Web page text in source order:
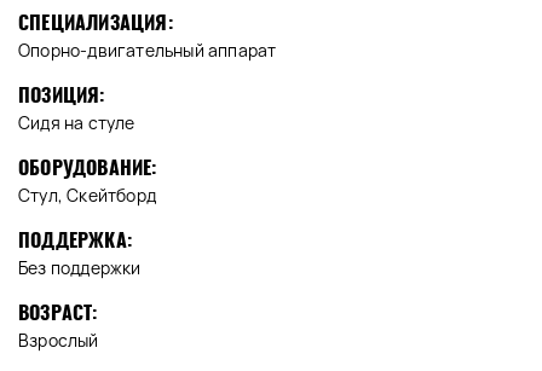
СПЕЦИАЛИЗАЦИЯ:
Опорно-двигательный аппарат
ПОЗИЦИЯ:
Сидя на стуле
ОБОРУДОВАНИЕ:
Стул, Скейтборд
ПОДДЕРЖКА:
Без поддержки
ВОЗРАСТ:
Взрослый